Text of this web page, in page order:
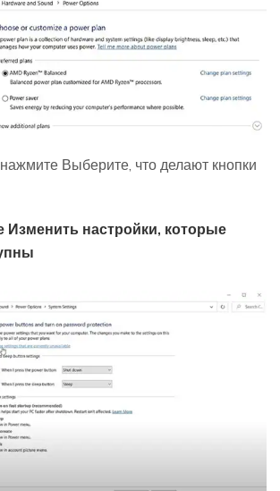
Выберите, что делают кнопки
Изменить настройки, которые